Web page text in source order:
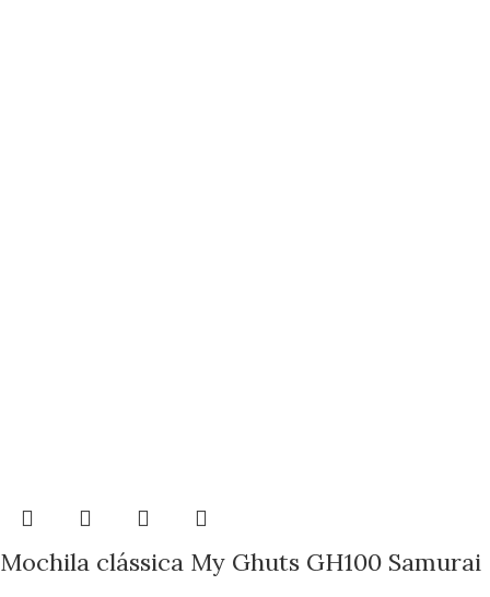
Mochila clássica My Ghuts GH100 Samurai